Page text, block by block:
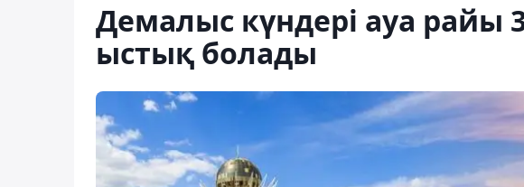
Демалыс күндері ауа райы
ыстық болады